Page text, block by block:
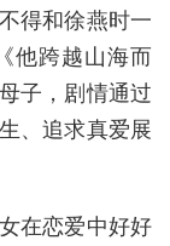
得和徐燕时一
他跨越山海而
子，剧情通过
、追求真爱展
在恋爱中好好